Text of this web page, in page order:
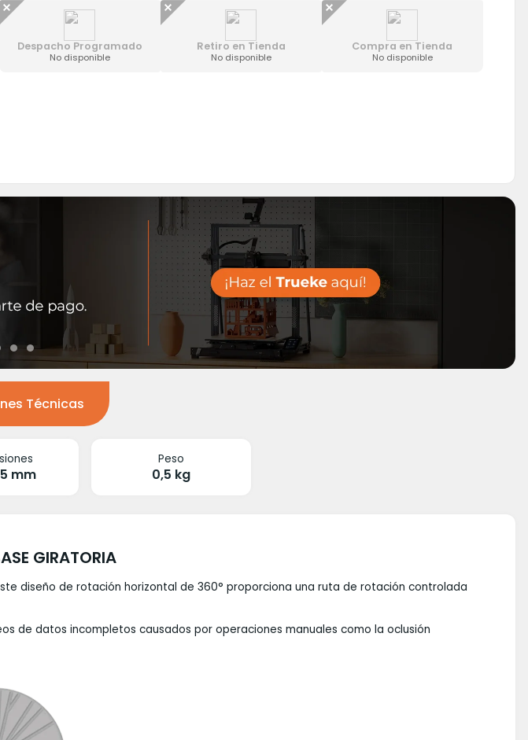
Despacho Programado
No disponible
Retiro en Tienda
No disponible
Compra en Tienda
No disponible
Técnicas
mm
Peso
0,5 kg
GIRATORIA
diseño de rotación horizontal de 360° proporciona una ruta de rotación controlada
de datos incompletos causados por operaciones manuales como la oclusión